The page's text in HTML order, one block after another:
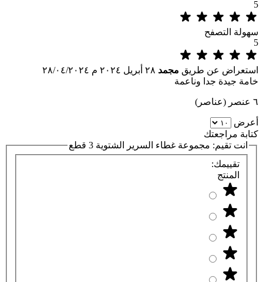
5
سهولة التصفح
5
استعراض عن طريق مجمد ٢٨ أبريل ٢٠٢٤ م
٢٨/٠٤/٢٠٢٤
خامة جيدة جدا وناعمة
٦ عنصر (عناصر)
أعرض
كتابة مراجعتك
انت تقيم: مجموعة غطاء السرير الشتوية 3 قطع
تقييمك:
المنتج